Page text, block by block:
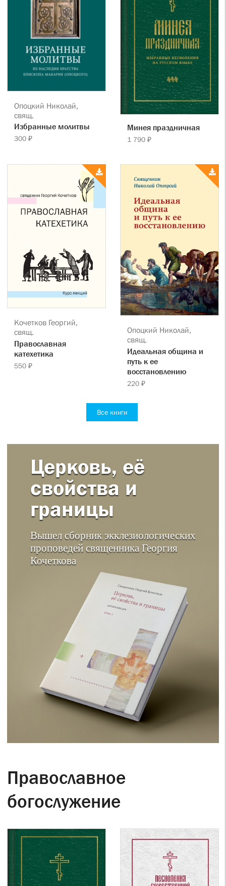
Опоцкий Николай,
свящ.
Избранные молитвы
300 ₽
Минея праздничная
1 790 ₽
Кочетков Георгий,
свящ.
Православная
катехетика
550 ₽
Опоцкий Николай,
свящ.
Идеальная община и
путь к ее
восстановлению
220 ₽
Все книги
Церковь, её
свойства и
границы
Вышел сборник экклезиологических
проповедей священника Георгия
Кочеткова
Православное
богослужение